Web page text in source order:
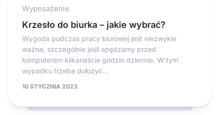
Wyposażenie
Krzesło do biurka – jakie wybrać?
Wygoda podczas pracy biurowej jest niezwykle
ważna, szczególnie jeśli spędzamy przed
komputerem kilkanaście godzin dziennie. W tym
wypadku trzeba dołożyć...
10 STYCZNIA 2023